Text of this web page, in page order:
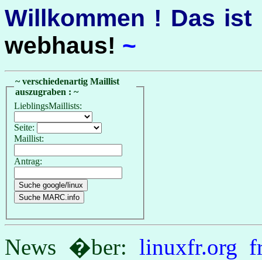
Willkommen ! Das
webhaus! ~
~ verschiedenartig Maillist
auszugraben : ~
LieblingsMaillists:
Seite:
Maillist:
Antrag:
News �ber: linuxfr.org